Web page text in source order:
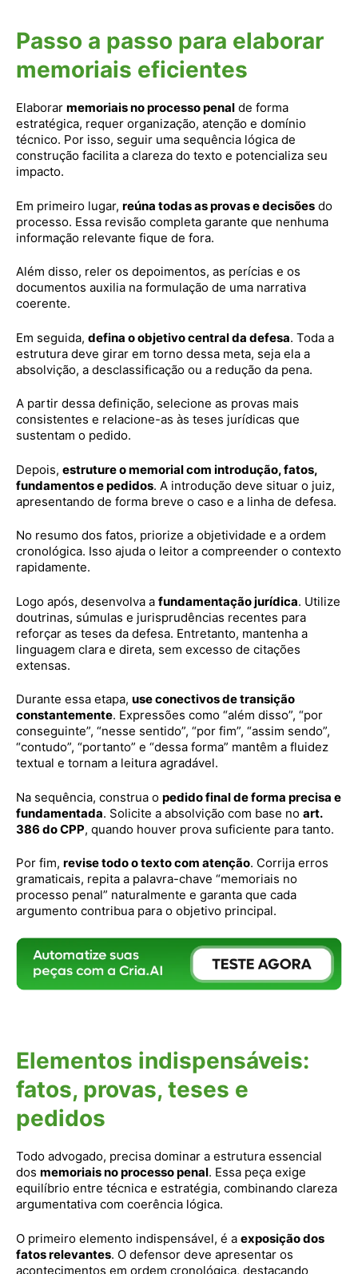
Passo a passo para elaborar
memoriais eficientes
Elaborar memoriais no processo penal de forma
estratégica, requer organização, atenção e domínio
técnico. Por isso, seguir uma sequência lógica de
construção facilita a clareza do texto e potencializa seu
impacto.
Em primeiro lugar, reúna todas as provas e decisões do
processo. Essa revisão completa garante que nenhuma
informação relevante fique de fora.
Além disso, reler os depoimentos, as perícias e os
documentos auxilia na formulação de uma narrativa
coerente.
Em seguida, defina o objetivo central da defesa. Toda a
estrutura deve girar em torno dessa meta, seja ela a
absolvição, a desclassificação ou a redução da pena.
A partir dessa definição, selecione as provas mais
consistentes e relacione-as às teses jurídicas que
sustentam o pedido.
Depois, estruture o memorial com introdução, fatos,
fundamentos e pedidos. A introdução deve situar o juiz,
apresentando de forma breve o caso e a linha de defesa.
No resumo dos fatos, priorize a objetividade e a ordem
cronológica. Isso ajuda o leitor a compreender o contexto
rapidamente.
Logo após, desenvolva a fundamentação jurídica. Utilize
doutrinas, súmulas e jurisprudências recentes para
reforçar as teses da defesa. Entretanto, mantenha a
linguagem clara e direta, sem excesso de citações
extensas.
Durante essa etapa, use conectivos de transição
constantemente. Expressões como “além disso”, “por
conseguinte”, “nesse sentido”, “por fim”, “assim sendo”,
“contudo”, “portanto” e “dessa forma” mantêm a fluidez
textual e tornam a leitura agradável.
Na sequência, construa o pedido final de forma precisa e
fundamentada. Solicite a absolvição com base no art.
386 do CPP, quando houver prova suficiente para tanto.
Por fim, revise todo o texto com atenção. Corrija erros
gramaticais, repita a palavra-chave “memoriais no
processo penal” naturalmente e garanta que cada
argumento contribua para o objetivo principal.
Elementos indispensáveis:
fatos, provas, teses e
pedidos
Todo advogado, precisa dominar a estrutura essencial
dos memoriais no processo penal. Essa peça exige
equilíbrio entre técnica e estratégia, combinando clareza
argumentativa com coerência lógica.
O primeiro elemento indispensável, é a exposição dos
fatos relevantes. O defensor deve apresentar os
acontecimentos em ordem cronológica, destacando